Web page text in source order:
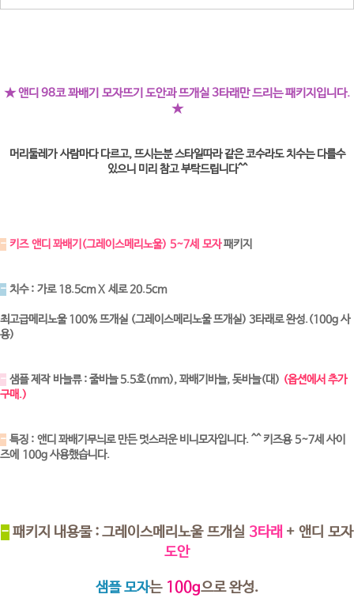
★ 앤디 98코 꽈배기 모자뜨기 도안과 뜨개실 3타래만 드리는 패키지입니다.
★
머리둘레가 사람마다 다르고, 뜨시는분 스타일따라 같은 코수라도 치수는 다를수
있으니 미리 참고 부탁드립니다^^
- 키즈 앤디 꽈배기(그레이스메리노울) 5~7세 모자패키지
- 치수 : 가로 18.5cm X 세로 20.5cm
최고급메리노울 100% 뜨개실 (그레이스메리노울 뜨개실) 3타래로 완성.(100g 사
용)
- 샘플 제작 바늘류 : 줄바늘 5.5호(mm), 꽈배기바늘, 돗바늘(대) (옵션에서 추가
구매.)
- 특징 : 앤디 꽈배기무늬로 만든 멋스러운 비니모자입니다. ^^ 키즈용 5~7세 사이
즈에 100g 사용했습니다.
- 패키지 내용물 : 그레이스메리노울 뜨개실 3타래 + 앤디 모자
도안
샘플 모자는 100g으로 완성.